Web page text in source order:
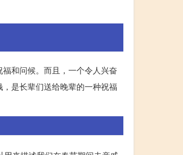
和问候。而且，一个令人兴奋
是长辈们送给晚辈的一种祝福